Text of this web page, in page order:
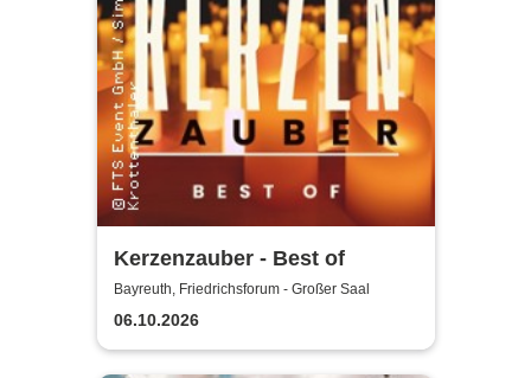
Kerzenzauber - Best of
Bayreuth, Friedrichsforum - Großer Saal
06.10.2026